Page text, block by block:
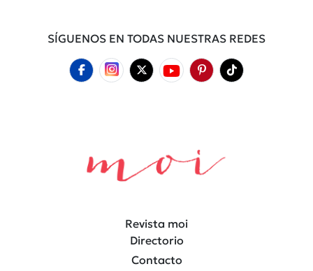
SÍGUENOS EN TODAS NUESTRAS REDES
Revista moi
Directorio
Contacto